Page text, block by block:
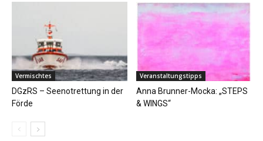
Vermischtes
DGzRS – Seenotrettung in der
Förde
Veranstaltungstipps
Anna Brunner-Mocka: „STEPS
& WINGS“